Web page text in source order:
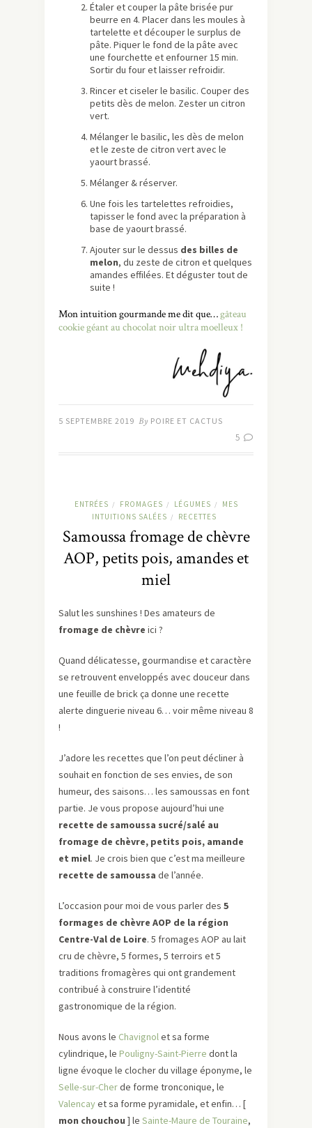
Étaler et couper la pâte brisée pur
beurre en 4. Placer dans les moules à
tartelette et découper le surplus de
pâte. Piquer le fond de la pâte avec
une fourchette et enfourner 15 min.
Sortir du four et laisser refroidir.
Rincer et ciseler le basilic. Couper des
petits dès de melon. Zester un citron
vert.
Mélanger le basilic, les dès de melon
et le zeste de citron vert avec le
yaourt brassé.
Mélanger & réserver.
Une fois les tartelettes refroidies,
tapisser le fond avec la préparation à
base de yaourt brassé.
Ajouter sur le dessus des billes de
melon, du zeste de citron et quelques
amandes effilées. Et déguster tout de
suite !
Mon intuition gourmande me dit que…gâteau
cookie géant au chocolat noir ultra moelleux !
5 SEPTEMBRE 2019 By POIRE ET CACTUS
5
ENTRÉES / FROMAGES / LÉGUMES /
MES
INTUITIONS SALÉES / RECETTES
Samoussa fromage de chèvre
AOP, petits pois, amandes et
miel
Salut les sunshines ! Des amateurs de
fromage de chèvre ici ?
Quand délicatesse, gourmandise et caractère
se retrouvent enveloppés avec douceur dans
une feuille de brick ça donne une recette
alerte dinguerie niveau 6… voir même niveau 8
!
J’adore les recettes que l’on peut décliner à
souhait en fonction de ses envies, de son
humeur, des saisons… les samoussas en font
partie. Je vous propose aujourd’hui une
recette de samoussa sucré/salé au
fromage de chèvre, petits pois, amande
et miel. Je crois bien que c’est ma meilleure
recette de samoussa de l’année.
L’occasion pour moi de vous parler des 5
formages de chèvre AOP de la région
Centre-Val de Loire. 5 fromages AOP au lait
cru de chèvre, 5 formes, 5 terroirs et 5
traditions fromagères qui ont grandement
contribué à construire l’identité
gastronomique de la région.
Nous avons le Chavignolet sa forme
cylindrique, le Pouligny-Saint-Pierre dont la
ligne évoque le clocher du village éponyme, le
Selle-sur-Cherde forme tronconique, le
Valencayet sa forme pyramidale, et enfin… [
mon chouchou ] le Sainte-Maure de Touraine,